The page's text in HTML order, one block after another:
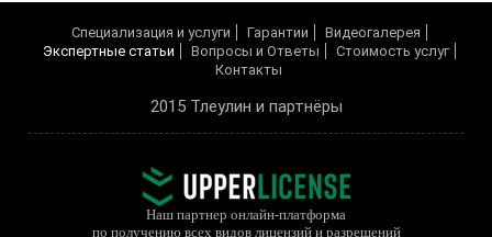
Cпециализация и услуги Гарантии
Видеогалерея
Экспертные статьи
Вопросы и Ответы
Cтоимость услуг
Контакты
2015 Тлеулин и партнёры
Наш партнер онлайн-платформа
по получению всех видов лицензий и разрешений